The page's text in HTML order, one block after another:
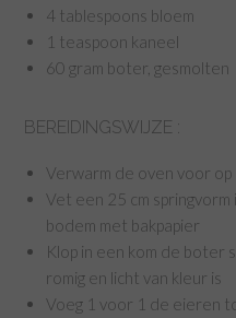
4 tablespoons bloem
1 teaspoon kaneel
60 gram boter, gesmolten
BEREIDINGSWIJZE :
Verwarm de oven voor
Vet een 25 cm
bodem met bakpapier
Klop in een kom de boter
romig en licht van kleur is
Voeg 1 voor 1 de eieren